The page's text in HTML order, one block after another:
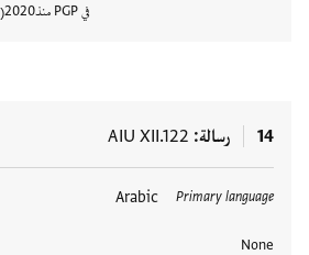
في PGP منذ 2020
14 رسالة AIU XII.122
Primary language
Arabic
None
العلامات